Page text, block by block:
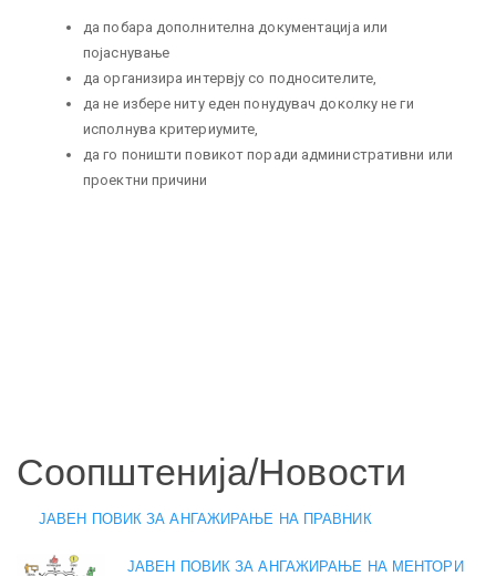
да побара дополнителна документација или
појаснување
да организира интервју со подносителите,
да не избере ниту еден понудувач доколку не ги
исполнува критериумите,
да го поништи повикот поради административни или
проектни причини
Соопштенија/Новости
ЈАВЕН ПОВИК ЗА АНГАЖИРАЊЕ НА ПРАВНИК
ЈАВЕН ПОВИК ЗА АНГАЖИРАЊЕ НА МЕНТОРИ